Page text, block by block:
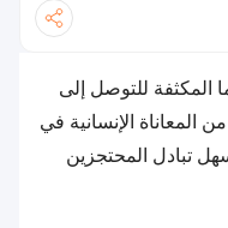
للتوصل إلى
الإنسانية في
تبادل المحتجزين